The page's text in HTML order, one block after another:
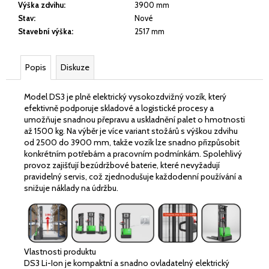
Výška zdvihu:
3900 mm
Stav:
Nové
Stavební výška: 2517 mm
Popis Diskuze
Model DS3 je plně elektrický vysokozdvižný vozík, který
efektivně podporuje skladové a logistické procesy a
umožňuje snadnou přepravu a uskladnění palet o hmotnosti
až 1500 kg. Na výběr je více variant stožárů s výškou zdvihu
od 2500 do 3900 mm, takže vozík lze snadno přizpůsobit
konkrétním potřebám a pracovním podmínkám. Spolehlivý
provoz zajišťují bezúdržbové baterie, které nevyžadují
pravidelný servis, což zjednodušuje každodenní používání a
snižuje náklady na údržbu.
Vlastnosti produktu
DS3 Li-Ion je kompaktní a snadno ovladatelný elektrický